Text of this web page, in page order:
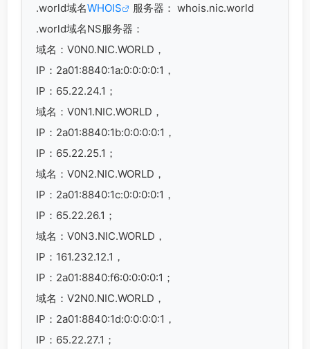
.world域名WHOIS
服务器： whois.nic.world
.world域名NS服务器：
域名：V0N0.NIC.WORLD，
IP：2a01:8840:1a:0:0:0:0:1，
IP：65.22.24.1；
域名：V0N1.NIC.WORLD，
IP：2a01:8840:1b:0:0:0:0:1，
IP：65.22.25.1；
域名：V0N2.NIC.WORLD，
IP：2a01:8840:1c:0:0:0:0:1，
IP：65.22.26.1；
域名：V0N3.NIC.WORLD，
IP：161.232.12.1，
IP：2a01:8840:f6:0:0:0:0:1；
域名：V2N0.NIC.WORLD，
IP：2a01:8840:1d:0:0:0:0:1，
IP：65.22.27.1；